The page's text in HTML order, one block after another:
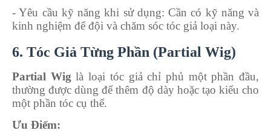
- Yêu cầu kỹ năng khi sử dụng: Cần có kỹ năng và
kinh nghiệm để đội và chăm sóc tóc giả loại này.
6. Tóc Giả Từng Phần (Partial Wig)
Partial Wig là loại tóc giả chỉ phủ một phần đầu,
thường được dùng để thêm độ dày hoặc tạo kiểu cho
một phần tóc cụ thể.
Ưu Điểm: